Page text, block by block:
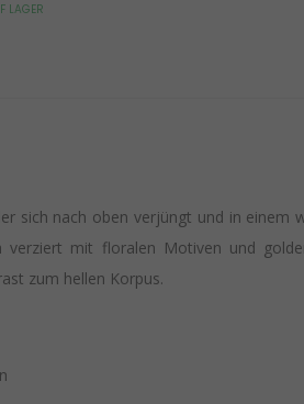
LAGER
sich nach oben verjüngt und in einem
mit floralen Motiven und
zum hellen Korpus.